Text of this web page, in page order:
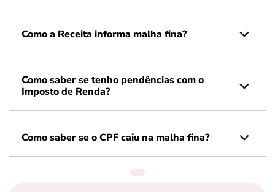
Como a Receita informa malha fina?
Como saber se tenho pendências com o
Imposto de Renda?
Como saber se o CPF caiu na malha fina?